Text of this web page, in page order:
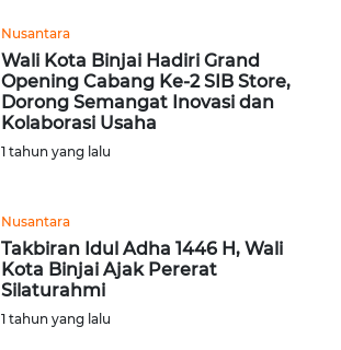
Nusantara
Wali Kota Binjai Hadiri Grand
Opening Cabang Ke-2 SIB Store,
Dorong Semangat Inovasi dan
Kolaborasi Usaha
1 tahun yang lalu
Nusantara
Takbiran Idul Adha 1446 H, Wali
Kota Binjai Ajak Pererat
Silaturahmi
1 tahun yang lalu